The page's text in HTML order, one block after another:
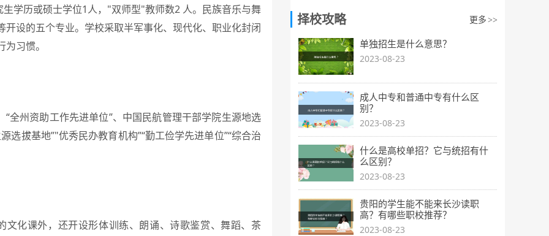
学历或硕士学位1人，"双师型"教师数2 人。民族音乐与舞
设的五个专业。学校采取半军事化、现代化、职业化封闭
习惯。
州资助工作先进单位”、中国民航管理干部学院生源地选
选拔基地”"优秀民办教育机构”“勤工俭学先进单位”“综合治
课外，还开设形体训练、朗诵、诗歌鉴赏、舞蹈、茶
择校攻略 更多 >>
单独招生是什么意思？
2023-08-23
成人中专和普通中专有什么区
别？
2023-08-23
什么是高校单招？它与统招有什
么区别？
2023-08-23
贵阳的学生能不能来长沙读职
高？有哪些职校推荐？
2023-08-23